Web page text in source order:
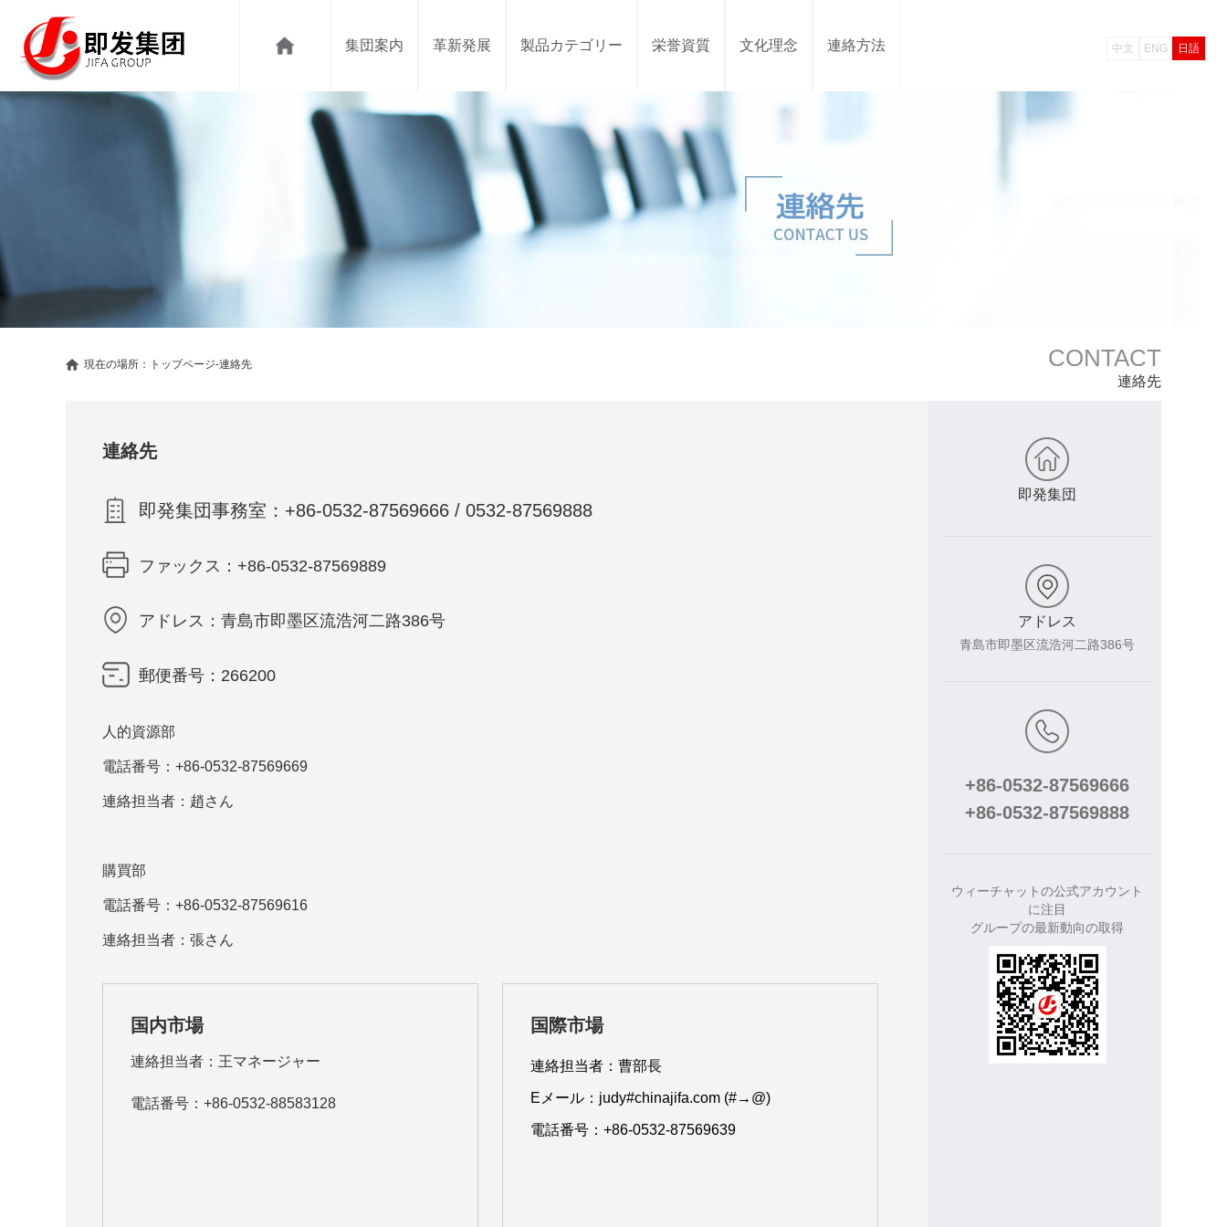
集団案内 革新発展 製品カテゴリー 栄誉資質 文化理念 連絡方法 中文 ENG 日語
現在の場所： トップページ-連絡先 CONTACT
連絡先
連絡先
即発集団事務室：+86-0532-87569666 / 0532-87569888
ファックス：+86-0532-87569889
アドレス：青島市即墨区流浩河二路386号
郵便番号：266200
人的資源部
電話番号：+86-0532-87569669
連絡担当者：趙さん
購買部
電話番号：+86-0532-87569616
連絡担当者：張さん
国内市場
連絡担当者：王マネージャー
電話番号：+86-0532-88583128
国際市場
連絡担当者：曹部長
Eメール：judy#chinajifa.com (#→ @)
電話番号：+86-0532-87569639
即発集団
アドレス
青島市即墨区流浩河二路386号
+86-0532-87569666
+86-0532-87569888
ウィーチャットの公式アカウント
に注目
グループの最新動向の取得